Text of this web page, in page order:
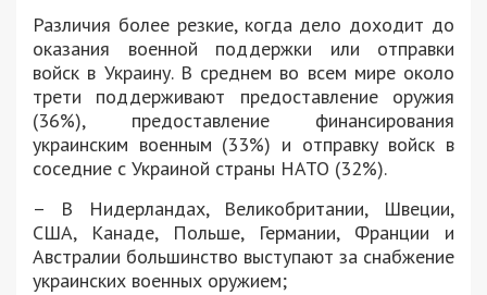
Различия более резкие, когда дело доходит до
оказания военной поддержки или отправки
войск в Украину. В среднем во всем мире около
трети поддерживают предоставление оружия
(36%), предоставление финансирования
украинским военным (33%) и отправку войск в
соседние с Украиной страны НАТО (32%).
– В Нидерландах, Великобритании, Швеции,
США, Канаде, Польше, Германии, Франции и
Австралии большинство выступают за снабжение
украинских военных оружием;